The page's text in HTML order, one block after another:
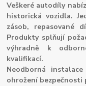
Veškeré autodíly
historická vozidla.
zásob, repasované
Produkty splňují
výhradně k
kvalifikací.
Neodborná
ohrožení bezpečnosti